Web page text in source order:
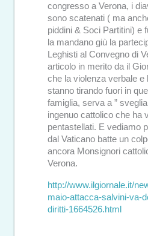
congresso a Verona, i
sono scatenati ( ma
piddini & Soci Partitini) e
la mandano giù la
Leghisti al Convegno di
articolo in merito da il
che la violenza verbale e
stanno tirando fuori in
famiglia, serva a ”
ingenuo cattolico che ha
pentastellati. E vediamo
dal Vaticano batte un
ancora Monsignori
Verona.
http://www.ilgiornale.it/
maio-attacca-salvini-va-
diritti-1664526.html